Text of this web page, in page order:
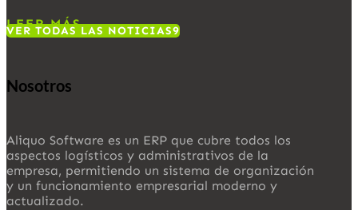
LEER MÁS
VER TODAS LAS NOTICIAS
Nosotros
Aliquo Software es un ERP que cubre todos los
aspectos logísticos y administrativos de la
empresa, permitiendo un sistema de organización
y un funcionamiento empresarial moderno y
actualizado.